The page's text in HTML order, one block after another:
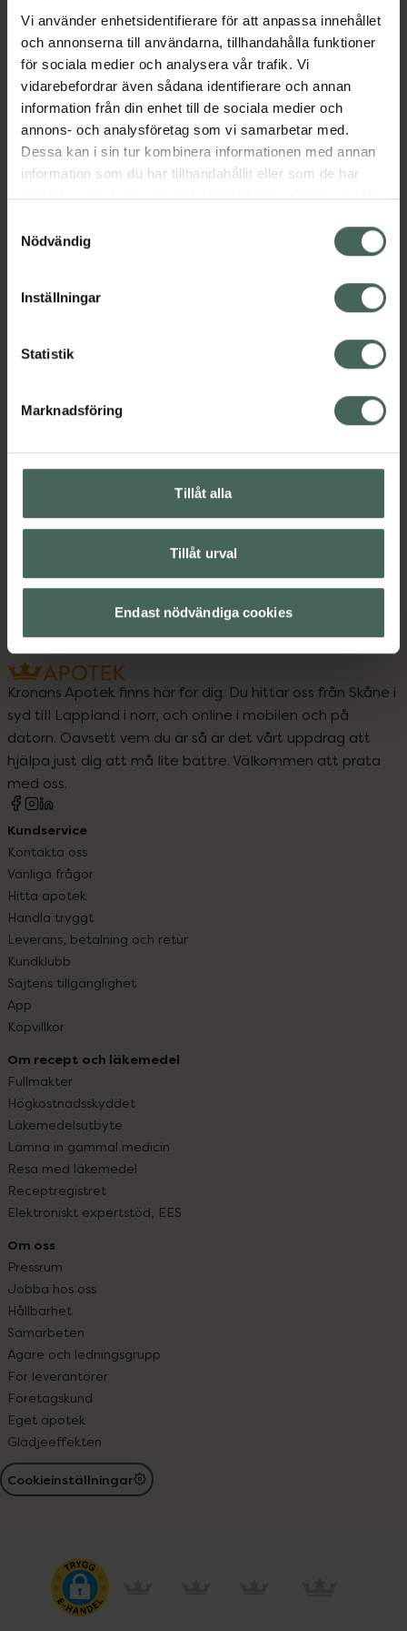
Vi använder enhetsidentifierare för att anpassa innehållet
och annonserna till användarna, tillhandahålla funktioner
för sociala medier och analysera vår trafik. Vi
vidarebefordrar även sådana identifierare och annan
information från din enhet till de sociala medier och
annons- och analysföretag som vi samarbetar med.
Dessa kan i sin tur kombinera informationen med annan
information som du har tillhandahållit eller som de har
samlat in när du har använt deras tjänster. Samtycke till
återkalla ditt samtycke via webbplatsens
cookieinställningar. Ett återkallat samtycke påverkar inte
lagligheten av behandling som skett innan återkallelsen.
Nödvändig
Inställningar
Statistik
Marknadsföring
Tillåt alla
Tillåt urval
Endast nödvändiga cookies
mjölkflödet till din bebis. Sugdelen är tillverkad
av naturgummilatex. De övriga delarna är
tillverkade i 100% livsmedelsgodkänt material.
Uppfyller Europastandard EN14350.
Jämförpris 189,95 kr/ st
EAN:05713795265732
Nappflaskor och dinappar
Innehåll Visa
Instruktioner Visa
Upptäck flera produkter inom
Amning och matning
Barn och föräldrar
Kronans Apotek finns här för dig. Du hittar oss från Skåne i
syd till Lappland i norr, och online i mobilen och på
datorn. Oavsett vem du är så är det vårt uppdrag att
hjälpa just dig att må lite bättre. Välkommen att prata
med oss.
Kundservice
Kontakta oss
Vanliga frågor
Hitta apotek
Handla tryggt
Leverans, betalning och retur
Kundklubb
Sajtens tillgänglighet
App
Köpvillkor
Om recept och läkemedel
Fullmakter
Högkostnadsskyddet
Läkemedelsutbyte
Lämna in gammal medicin
Resa med läkemedel
Receptregistret
Elektroniskt expertstöd, EES
Om oss
Pressrum
Jobba hos oss
Hållbarhet
Samarbeten
Ägare och ledningsgrupp
För leverantörer
Företagskund
Eget apotek
Glädjeeffekten
Cookieinställningar